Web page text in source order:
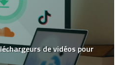
de vidéos pour